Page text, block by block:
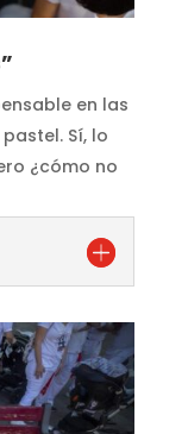
en las
Sí, lo
¿cómo no